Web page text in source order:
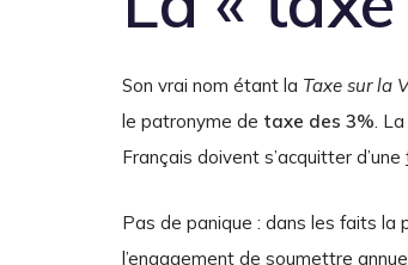
Son vrai nom étant la Taxe sur la
le patronyme de taxe des 3%.
Français doivent s’acquitter d’une
Pas de panique : dans les faits
l’engagement de soumettre